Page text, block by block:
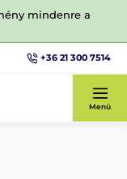
mindenre a
+36 21 300 7514
Menü